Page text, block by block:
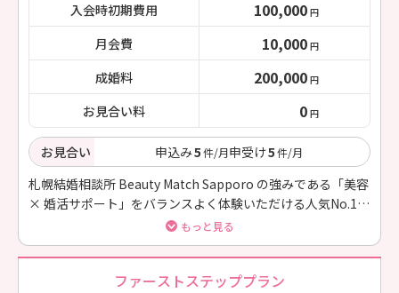
入会時初期費用 100,000 円
月会費 10,000 円
成婚料 200,000 円
お見合い料 0 円
お見合い 申込み5件/月申受け5件/月
札幌結婚相談所 Beauty Match Sapporo の強みである「美容
× 婚活サポート」をバランスよく体験いただける人気No.1プ
もっと見る
ファーストステッププラン